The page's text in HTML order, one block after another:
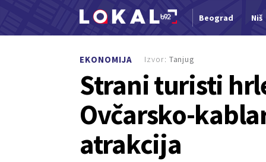
Beograd Niš
EKONOMIJA
Strani turisti
Ovčarsko-
atrakcija
Izvor: Tanjug